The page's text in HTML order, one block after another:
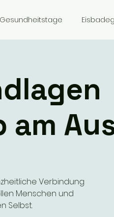
Gesundheitstage
am
Verbindung
Menschen und
Selbst.